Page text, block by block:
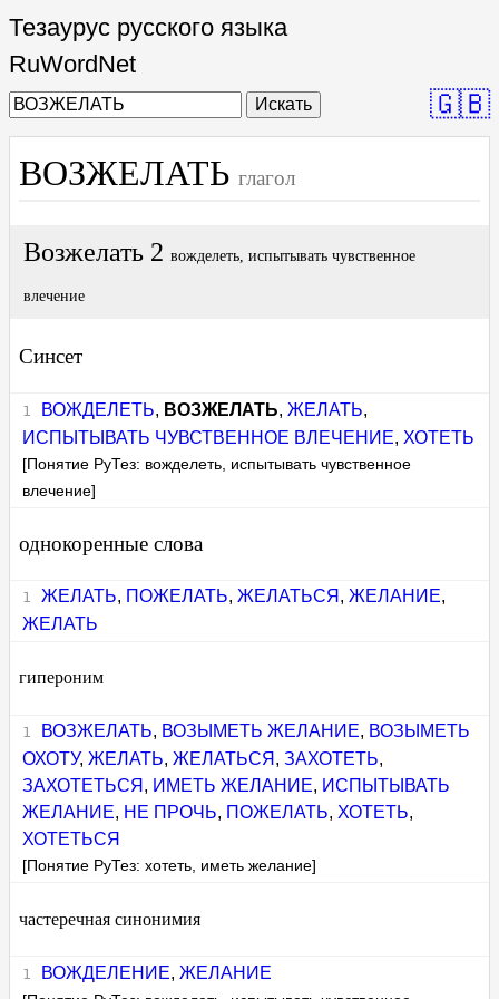
Тезаурус русского языка
RuWordNet
Искать 🇬🇧
ВОЗЖЕЛАТЬ глагол
Возжелать 2 вожделеть, испытывать чувственное
влечение
Синсет
ВОЖДЕЛЕТЬ, ВОЗЖЕЛАТЬ, ЖЕЛАТЬ,
ИСПЫТЫВАТЬ ЧУВСТВЕННОЕ ВЛЕЧЕНИЕ, ХОТЕТЬ
[Понятие РуТез: вожделеть, испытывать чувственное
влечение]
однокоренные слова
ЖЕЛАТЬ, ПОЖЕЛАТЬ, ЖЕЛАТЬСЯ , ЖЕЛАНИЕ,
ЖЕЛАТЬ
гипероним
ВОЗЖЕЛАТЬ, ВОЗЫМЕТЬ ЖЕЛАНИЕ, ВОЗЫМЕТЬ
ОХОТУ,ЖЕЛАТЬ,ЖЕЛАТЬСЯ ,ЗАХОТЕТЬ,
ЗАХОТЕТЬСЯ , ИМЕТЬ ЖЕЛАНИЕ, ИСПЫТЫВАТЬ
ЖЕЛАНИЕ, НЕ ПРОЧЬ, ПОЖЕЛАТЬ, ХОТЕТЬ,
ХОТЕТЬСЯ
[Понятие РуТез: хотеть, иметь желание]
частеречная синонимия
ВОЖДЕЛЕНИЕ, ЖЕЛАНИЕ